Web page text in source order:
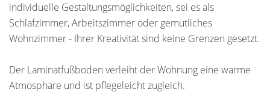
individuelle Gestaltungsmöglichkeiten, sei es als
Schlafzimmer, Arbeitszimmer oder gemütliches
Wohnzimmer - Ihrer Kreativität sind keine Grenzen gesetzt.
Der Laminatfußboden verleiht der Wohnung eine warme
Atmosphäre und ist pflegeleicht zugleich.